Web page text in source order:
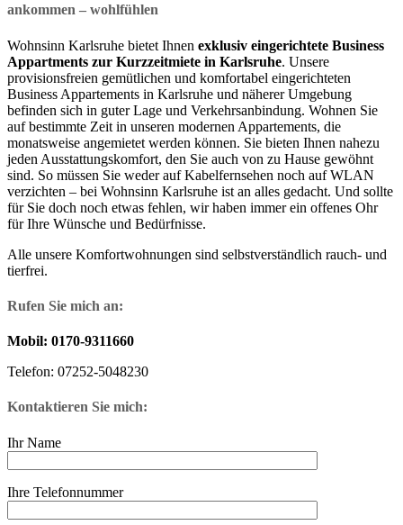
ankommen – wohlfühlen
Wohnsinn Karlsruhe bietet Ihnen exklusiv eingerichtete Business
Appartments zur Kurzzeitmiete in Karlsruhe. Unsere
provisionsfreien gemütlichen und komfortabel eingerichteten
Business Appartements in Karlsruhe und näherer Umgebung
befinden sich in guter Lage und Verkehrsanbindung. Wohnen Sie
auf bestimmte Zeit in unseren modernen Appartements, die
monatsweise angemietet werden können. Sie bieten Ihnen nahezu
jeden Ausstattungskomfort, den Sie auch von zu Hause gewöhnt
sind. So müssen Sie weder auf Kabelfernsehen noch auf WLAN
verzichten – bei Wohnsinn Karlsruhe ist an alles gedacht. Und sollte
für Sie doch noch etwas fehlen, wir haben immer ein offenes Ohr
für Ihre Wünsche und Bedürfnisse.
Alle unsere Komfortwohnungen sind selbstverständlich rauch- und
tierfrei.
Rufen Sie mich an:
Mobil: 0170-9311660
Telefon: 07252-5048230
Kontaktieren Sie mich:
Ihr Name
Ihre Telefonnummer